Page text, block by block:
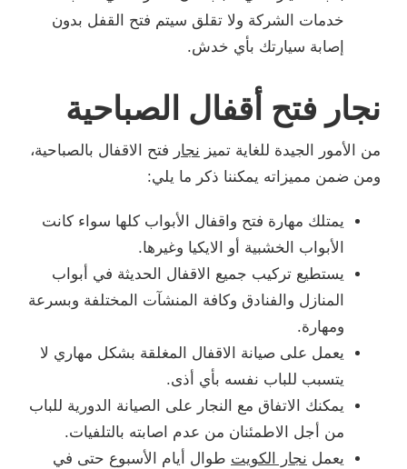
خدمات الشركة ولا تقلق سيتم فتح القفل بدون
إصابة سيارتك بأي خدش.
نجار فتح أقفال الصباحية
من الأمور الجيدة للغاية تميز نجار فتح الاقفال بالصباحية،
ومن ضمن مميزاته يمكننا ذكر ما يلي:
يمتلك مهارة فتح واقفال الأبواب كلها سواء كانت
الأبواب الخشبية أو الايكيا وغيرها.
يستطيع تركيب جميع الاقفال الحديثة في أبواب
المنازل والفنادق وكافة المنشآت المختلفة وبسرعة
ومهارة.
يعمل على صيانة الاقفال المغلقة بشكل مهاري لا
يتسبب للباب نفسه بأي أذى.
يمكنك الاتفاق مع النجار على الصيانة الدورية للباب
من أجل الاطمئنان من عدم اصابته بالتلفيات.
يعمل نجار الكويت طوال أيام الأسبوع حتى في